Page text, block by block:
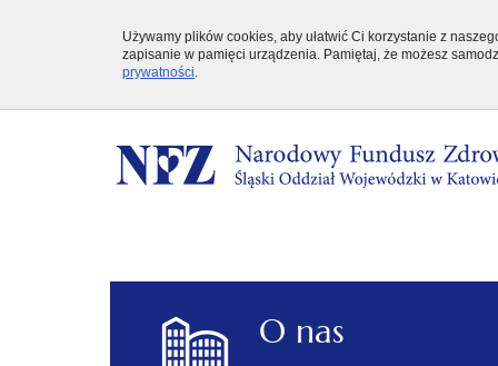
Używamy plików cookies, aby ułatwić Ci korzystanie z
zapisanie w pamięci urządzenia. Pamiętaj, że możesz
prywatności.
O nas